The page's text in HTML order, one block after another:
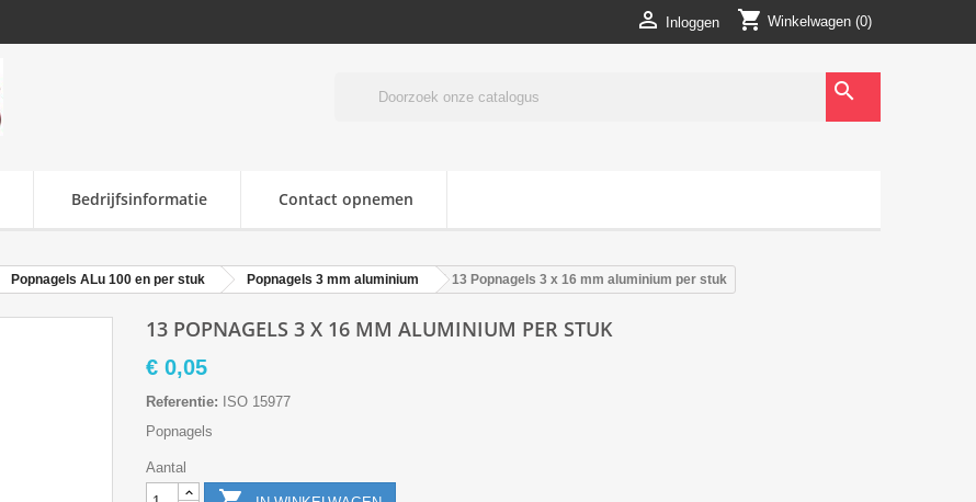
 Inloggen shopping_cart Winkelwagen (0)
search
Bedrijfsinformatie Contact opnemen
Popnagels ALu 100 en per stuk Popnagels 3 mm aluminium 13 Popnagels 3 x 16 mm aluminium per stuk
13 POPNAGELS 3 X 16 MM ALUMINIUM PER STUK
€ 0,05
Referentie: ISO 15977
Popnagels
Aantal